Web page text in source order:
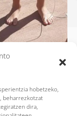
hobetzeko,
beharrezkotzat
dira,